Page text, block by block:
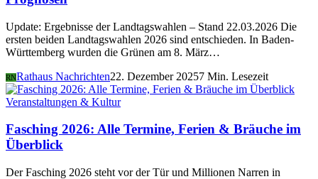
Update: Ergebnisse der Landtagswahlen – Stand 22.03.2026 Die
ersten beiden Landtagswahlen 2026 sind entschieden. In Baden-
Württemberg wurden die Grünen am 8. März…
RNRathaus Nachrichten22. Dezember 20257 Min. Lesezeit
Veranstaltungen & Kultur
Fasching 2026: Alle Termine, Ferien & Bräuche im
Überblick
Der Fasching 2026 steht vor der Tür und Millionen Narren in